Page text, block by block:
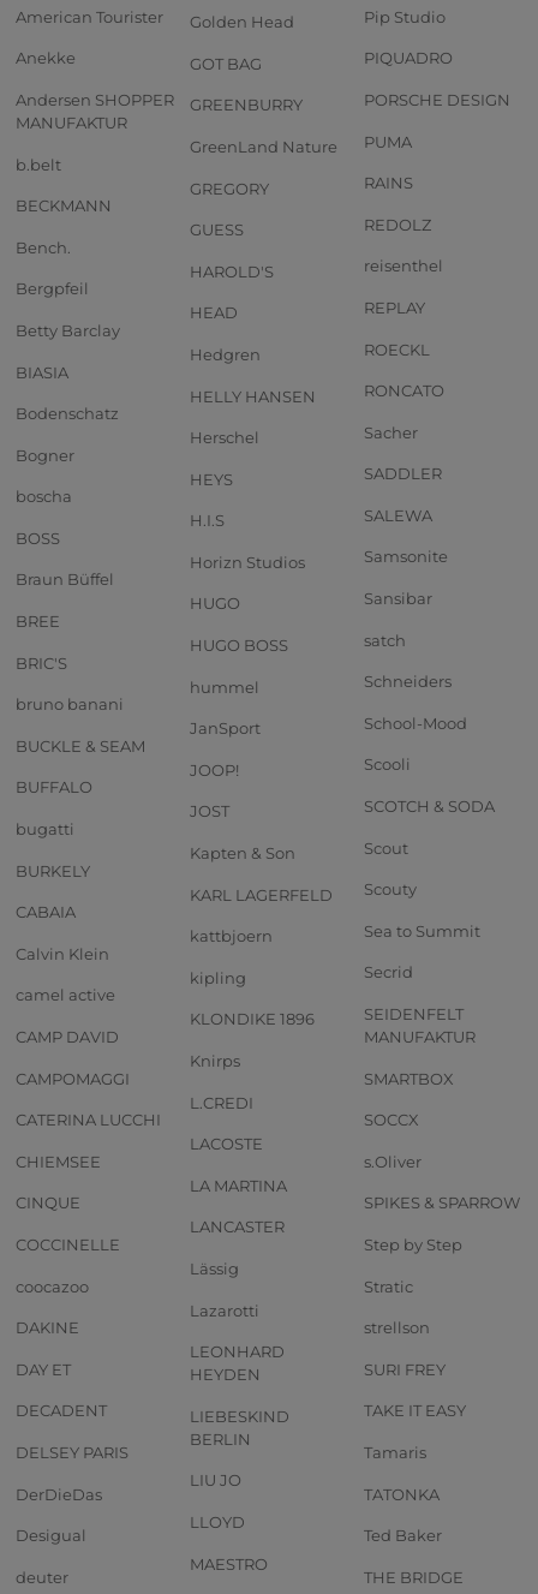
American Tourister
Anekke
Andersen SHOPPER
MANUFAKTUR
b.belt
BECKMANN
Bench.
Bergpfeil
Betty Barclay
BIASIA
Bodenschatz
Bogner
boscha
BOSS
Braun Büffel
BREE
BRIC'S
bruno banani
BUCKLE & SEAM
BUFFALO
bugatti
BURKELY
CABAIA
Calvin Klein
camel active
CAMP DAVID
CAMPOMAGGI
CATERINA LUCCHI
CHIEMSEE
CINQUE
COCCINELLE
coocazoo
DAKINE
DAY ET
DECADENT
DELSEY PARIS
DerDieDas
Desigual
deuter
Golden Head
GOT BAG
GREENBURRY
GreenLand Nature
GREGORY
GUESS
HAROLD'S
HEAD
Hedgren
HELLY HANSEN
Herschel
HEYS
H.I.S
Horizn Studios
HUGO
HUGO BOSS
hummel
JanSport
JOOP!
JOST
Kapten & Son
KARL LAGERFELD
kattbjoern
kipling
KLONDIKE 1896
Knirps
L.CREDI
LACOSTE
LA MARTINA
LANCASTER
Lässig
Lazarotti
LEONHARD
HEYDEN
LIEBESKIND
BERLIN
LIU JO
LLOYD
MAESTRO
Pip Studio
PIQUADRO
PORSCHE DESIGN
PUMA
RAINS
REDOLZ
reisenthel
REPLAY
ROECKL
RONCATO
Sacher
SADDLER
SALEWA
Samsonite
Sansibar
satch
Schneiders
School-Mood
Scooli
SCOTCH & SODA
Scout
Scouty
Sea to Summit
Secrid
SEIDENFELT
MANUFAKTUR
SMARTBOX
SOCCX
s.Oliver
SPIKES & SPARROW
Step by Step
Stratic
strellson
SURI FREY
TAKE IT EASY
Tamaris
TATONKA
Ted Baker
THE BRIDGE